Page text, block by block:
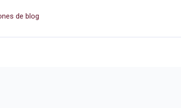
de blog